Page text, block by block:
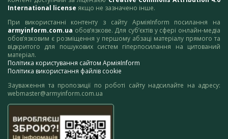
International license якщо не зазначено інше.
При використанні контенту з сайту АрміяInform посилання на
armyinform.com.ua обов’язкове. Для суб’єктів у сфері онлайн-медіа
обов’язковим є розміщення у першому абзаці матеріалу прямого та
відкритого для пошукових систем гіперпосилання на цитований
матеріал.
Політика користування сайтом АрміяInform
Політика використання файлів cookie
Зауваження та пропозиції по роботі сайту надсилайте на адресу:
webmaster@armyinform.com.ua